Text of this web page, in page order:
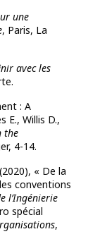
une
, Paris, La
avec les
: A
E., Willis D.,
the
4-14.
« De la
conventions
l’Ingénierie
spécial
,